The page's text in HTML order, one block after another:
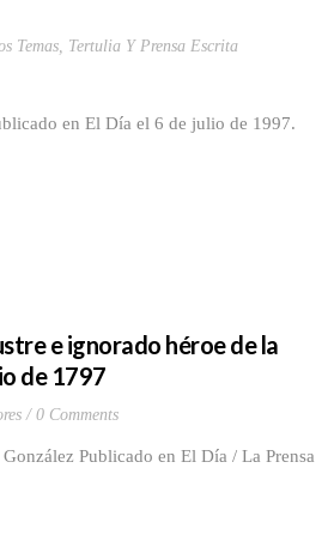
Temas, Tertulia Y Prensa Escrita
en El Día el 6 de julio de 1997.
e ignorado héroe de la
de 1797
0 Comments
Publicado en El Día / La Prensa